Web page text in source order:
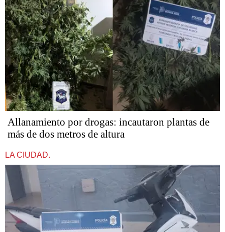
Allanamiento por drogas: incautaron plantas de
más de dos metros de altura
LA CIUDAD.